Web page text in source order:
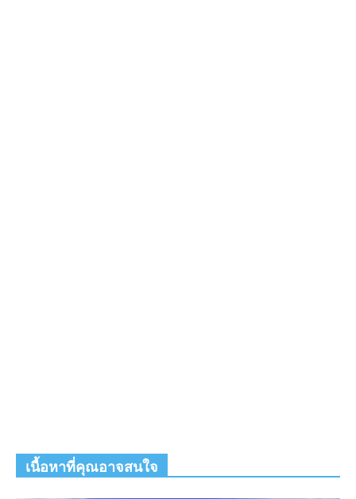
เนื้อหาที่คุณอาจสนใจ